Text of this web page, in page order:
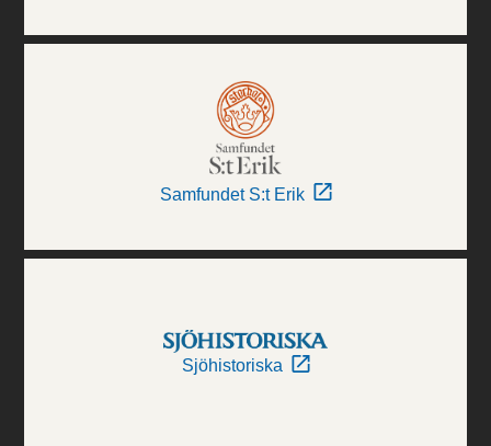
Samfundet S:t Erik
Sjöhistoriska